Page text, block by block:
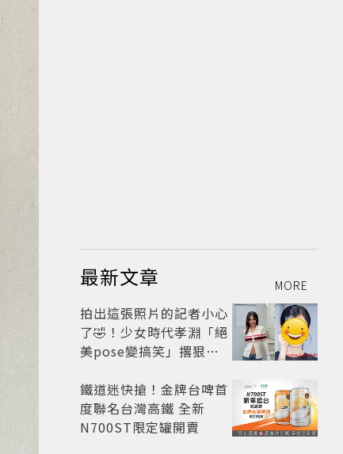
最新文章 MORE
拍出這張照片的記者小心
了🤣！少女時代孝淵「絕
美pose變搞笑」撂狠
鐵道迷快搶！金牌台啤首
度聯名台灣高鐵 全新
N700ST限定罐開賣